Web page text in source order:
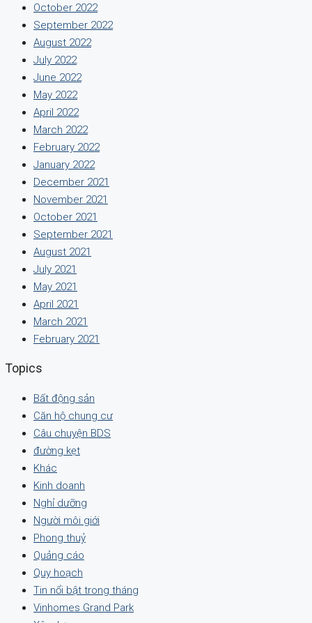
October 2022
September 2022
August 2022
July 2022
June 2022
May 2022
April 2022
March 2022
February 2022
January 2022
December 2021
November 2021
October 2021
September 2021
August 2021
July 2021
May 2021
April 2021
March 2021
February 2021
Topics
Bất động sản
Căn hộ chung cư
Câu chuyện BDS
đường kẹt
Khác
Kinh doanh
Nghỉ dưỡng
Người môi giới
Phong thuỷ
Quảng cáo
Quy hoạch
Tin nổi bật trong tháng
Vinhomes Grand Park